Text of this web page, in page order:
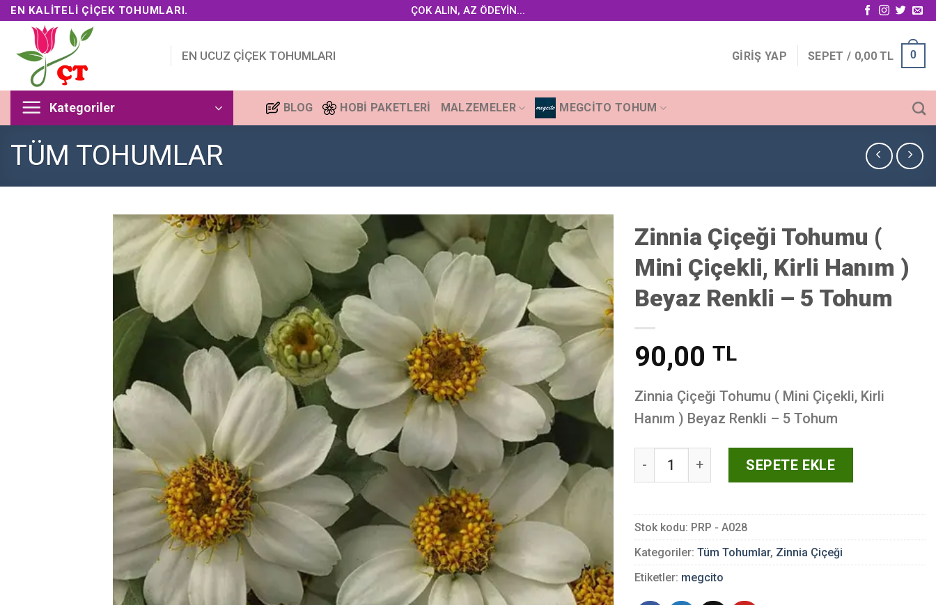
Skip
content
EN KALITELI ÇIÇEK TOHUMLARI. ÇOK ALIN, AZ ÖDEYİN...
EN UCUZ ÇİÇEK TOHUMLARI GIRIŞ YAP SEPET / 0,00TL 0
Kategoriler BLOG HOBI PAKETLERI MALZEMELER MEGCITO TOHUM
TÜM TOHUMLAR
Zinnia Çiçeği Tohumu (
Mini Çiçekli, Kirli Hanım )
Beyaz Renkli – 5 Tohum
90,00 TL
Zinnia Çiçeği Tohumu ( Mini Çiçekli, Kirli
Hanım ) Beyaz Renkli – 5 Tohum
Zinnia Çiçeği Tohumu ( Mini Çiçekli, Kirli Hanım )
SEPETE EKLE
Stok kodu: PRP - A028
Kategoriler: Tüm Tohumlar, Zinnia Çiçeği
Etiketler: megcito